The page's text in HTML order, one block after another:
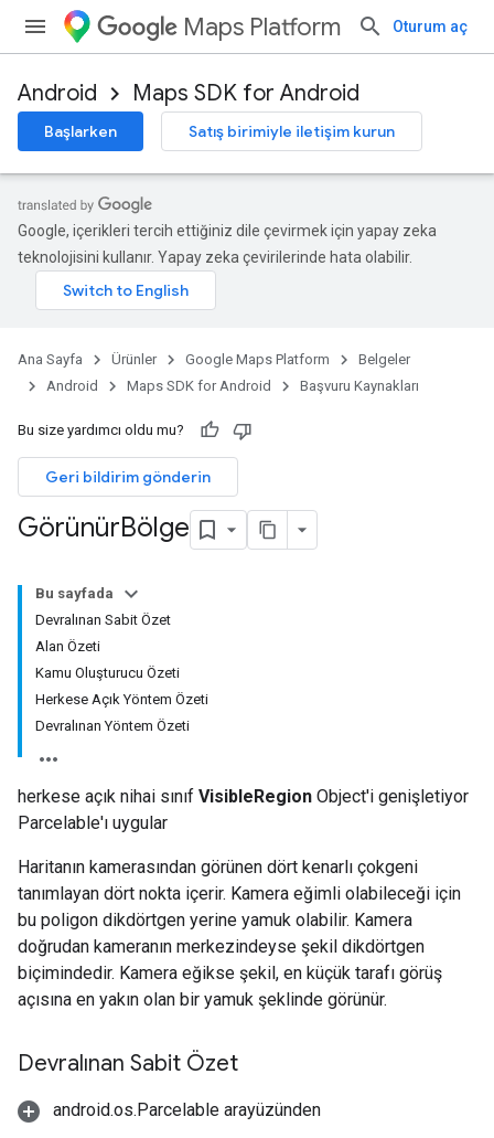
Maps Platform Oturum aç
Android Maps SDK for Android
Başlarken Satış birimiyle iletişim kurun
Google, içerikleri tercih ettiğiniz dile çevirmek için yapay zeka
teknolojisini kullanır. Yapay zeka çevirilerinde hata olabilir.
Ana Sayfa Ürünler Google Maps Platform
Belgeler
Android
Maps SDK for Android Başvuru Kaynakları
Bu size yardımcı oldu mu?
Geri bildirim gönderin
GörünürBölge
Bu sayfada
Devralınan Sabit Özet
Alan Özeti
Kamu Oluşturucu Özeti
Herkese Açık Yöntem Özeti
Devralınan Yöntem Özeti
herkese açık nihai sınıf VisibleRegion Object'i genişletiyor
Parcelable'ı uygular
Haritanın kamerasından görünen dört kenarlı çokgeni
tanımlayan dört nokta içerir. Kamera eğimli olabileceği için
bu poligon dikdörtgen yerine yamuk olabilir. Kamera
doğrudan kameranın merkezindeyse şekil dikdörtgen
biçimindedir. Kamera eğikse şekil, en küçük tarafı görüş
açısına en yakın olan bir yamuk şeklinde görünür.
Devralınan Sabit Özet
android.os.Parcelable arayüzünden